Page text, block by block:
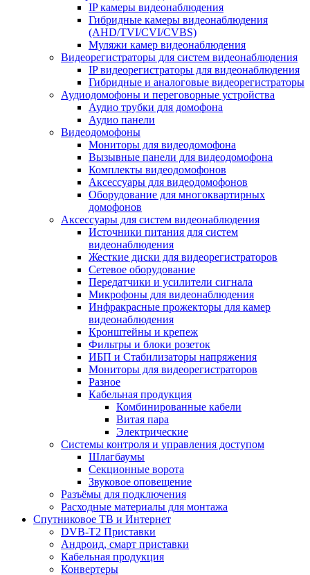
IP камеры видеонаблюдения
Гибридные камеры видеонаблюдения
(AHD/TVI/CVI/CVBS)
Муляжи камер видеонаблюдения
Видеорегистраторы для систем видеонаблюдения
IP видеорегистраторы для видеонаблюдения
Гибридные и аналоговые видеорегистраторы
Аудиодомофоны и переговорные устройства
Аудио трубки для домофона
Аудио панели
Видеодомофоны
Мониторы для видеодомофона
Вызывные панели для видеодомофона
Комплекты видеодомофонов
Аксессуары для видеодомофонов
Оборудование для многоквартирных
домофонов
Аксессуары для систем видеонаблюдения
Источники питания для систем
видеонаблюдения
Жесткие диски для видеорегистраторов
Сетевое оборудование
Передатчики и усилители сигнала
Микрофоны для видеонаблюдения
Инфракрасные прожекторы для камер
видеонаблюдения
Кронштейны и крепеж
Фильтры и блоки розеток
ИБП и Стабилизаторы напряжения
Мониторы для видеорегистраторов
Разное
Кабельная продукция
Комбинированные кабели
Витая пара
Электрические
Системы контроля и управления доступом
Шлагбаумы
Секционные ворота
Звуковое оповещение
Разъёмы для подключения
Расходные материалы для монтажа
Спутниковое ТВ и Интернет
DVB-Т2 Приставки
Андроид, смарт приставки
Кабельная продукция
Конвертеры